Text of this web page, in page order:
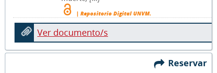
| Repositorio Digital UNVM.
Ver documento/s
Reservar